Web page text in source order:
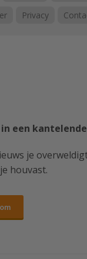
Privacy
een
je
houvast.